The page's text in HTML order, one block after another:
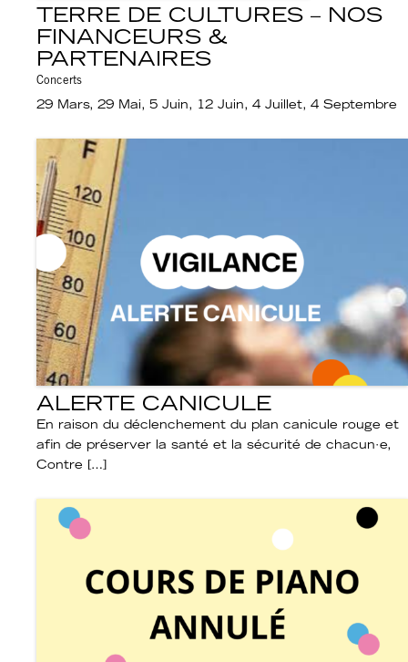
TERRE DE CULTURES – NOS
FINANCEURS &
PARTENAIRES
Concerts
29 Mars, 29 Mai, 5 Juin, 12 Juin, 4 Juillet, 4 Septembre
ALERTE CANICULE
En raison du déclenchement du plan canicule rouge et
afin de préserver la santé et la sécurité de chacun·e,
Contre […]